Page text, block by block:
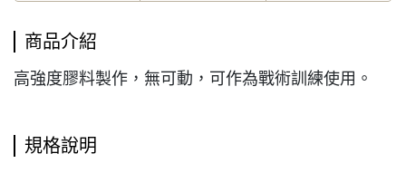
商品介紹
高強度膠料製作，無可動，可作為戰術訓練使用。
規格說明